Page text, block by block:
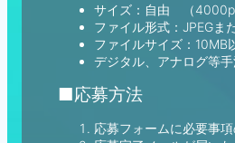
サイズ：自由 （
ファイル形式：JPEGま
ファイルサイズ：10MB
デジタル、アナログ等
■応募方法
応募フォームに必要事